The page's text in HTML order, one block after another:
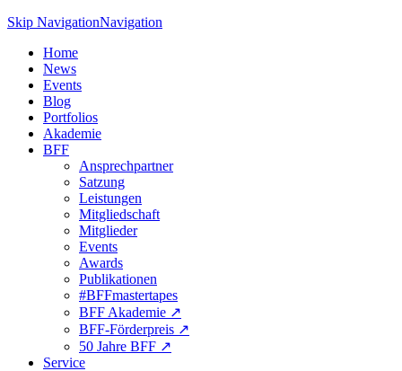
Skip NavigationNavigation
Home
News
Events
Blog
Portfolios
Akademie
BFF
Ansprechpartner
Satzung
Leistungen
Mitgliedschaft
Mitglieder
Events
Awards
Publikationen
#BFFmastertapes
BFF Akademie ↗︎
BFF-Förderpreis ↗︎
50 Jahre BFF ↗︎
Service